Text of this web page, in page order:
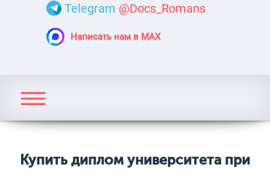
Telegram @Docs_Romans
Написать нам в MAX
Купить диплом университета при